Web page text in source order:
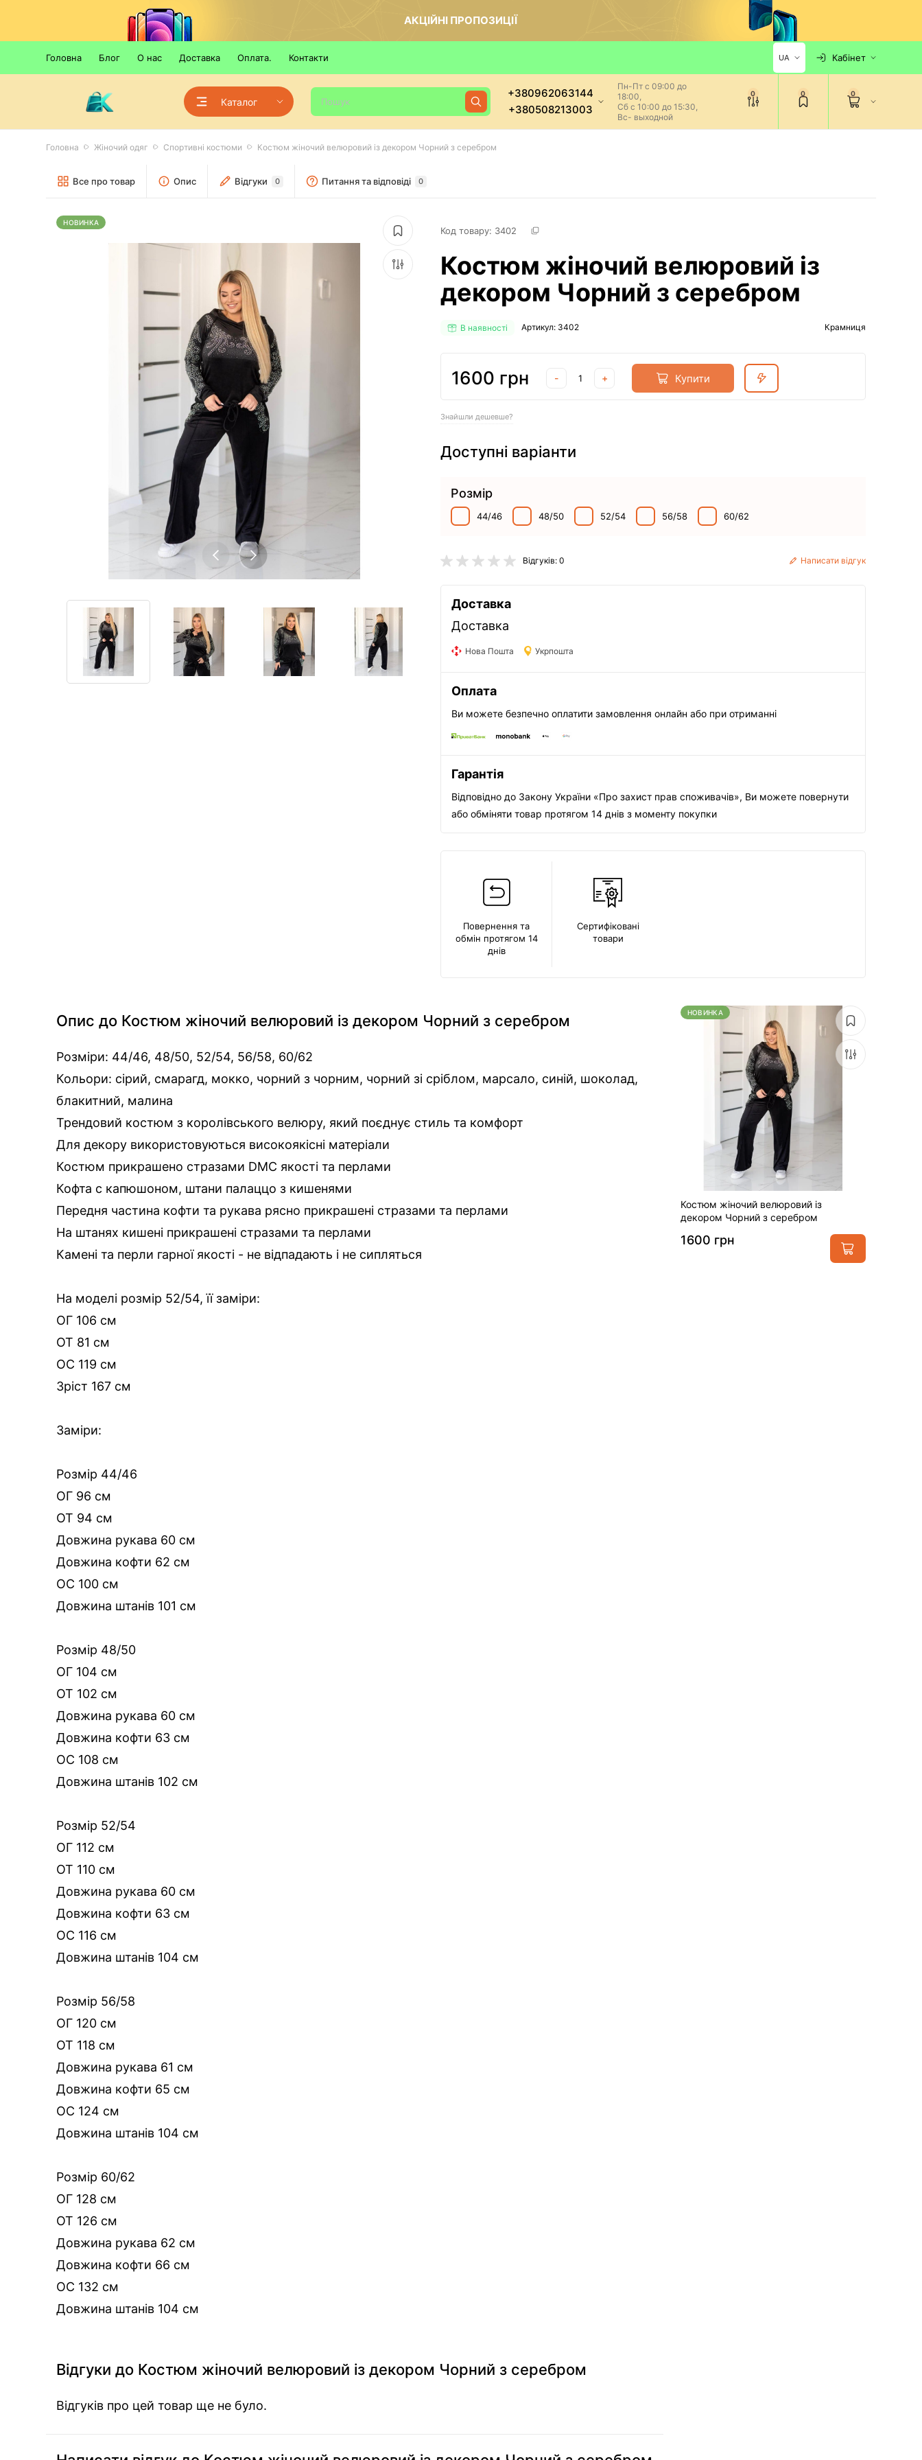
АКЦІЙНІ ПРОПОЗИЦІЇ
Головна Блог О нас Доставка Оплата. Контакти UA Кабінет
Каталог
+380962063144
+380508213003
Пн-Пт с 09:00 до
18:00,
Сб с 10:00 до 15:30,
Вс- выходной
0 0 0
Головна Жіночий одяг Спортивні костюми Костюм жіночий велюровий із декором Чорний з серебром
Все про товар Опис Відгуки 0 Питання та відповіді 0
НОВИНКА
Код товару: 3402
Костюм жіночий велюровий із
декором Чорний з серебром
В наявності Артикул: 3402 Крамниця
1600 грн - + Купити
Знайшли дешевше?
Доступні варіанти
Розмір
44/46 48/50 52/54 56/58 60/62
Відгуків: 0 Написати відгук
Доставка
Доставка
Нова Пошта Укрпошта
Оплата
Ви можете безпечно оплатити замовлення онлайн або при отриманні
Гарантія
Відповідно до Закону України «Про захист прав споживачів», Ви можете повернути
або обміняти товар протягом 14 днів з моменту покупки
Повернення та
обмін протягом 14
днів
Сертифіковані
товари
Опис до Костюм жіночий велюровий із декором Чорний з серебром
Розміри: 44/46, 48/50, 52/54, 56/58, 60/62
Кольори: сірий, смарагд, мокко, чорний з чорним, чорний зі сріблом, марсало, синій, шоколад,
блакитний, малина
Трендовий костюм з королівського велюру, який поєднує стиль та комфорт
Для декору використовуються високоякісні матеріали
Костюм прикрашено стразами DMС якості та перлами
Кофта с капюшоном, штани палаццо з кишенями
Передня частина кофти та рукава рясно прикрашені стразами та перлами
На штанях кишені прикрашені стразами та перлами
Камені та перли гарної якості - не відпадають і не сипляться
На моделі розмір 52/54, її заміри:
ОГ 106 см
ОТ 81 см
ОС 119 см
Зріст 167 см
Заміри:
Розмір 44/46
ОГ 96 см
ОТ 94 см
Довжина рукава 60 см
Довжина кофти 62 см
ОС 100 см
Довжина штанів 101 см
Розмір 48/50
ОГ 104 см
ОТ 102 см
Довжина рукава 60 см
Довжина кофти 63 см
ОС 108 см
Довжина штанів 102 см
Розмір 52/54
ОГ 112 см
ОТ 110 см
Довжина рукава 60 см
Довжина кофти 63 см
ОС 116 см
Довжина штанів 104 см
Розмір 56/58
ОГ 120 см
ОТ 118 см
Довжина рукава 61 см
Довжина кофти 65 см
ОС 124 см
Довжина штанів 104 см
Розмір 60/62
ОГ 128 см
ОТ 126 см
Довжина рукава 62 см
Довжина кофти 66 см
ОС 132 см
Довжина штанів 104 см
Відгуки до Костюм жіночий велюровий із декором Чорний з серебром
Відгуків про цей товар ще не було.
НОВИНКА
Костюм жіночий велюровий із
декором Чорний з серебром
1600 грн